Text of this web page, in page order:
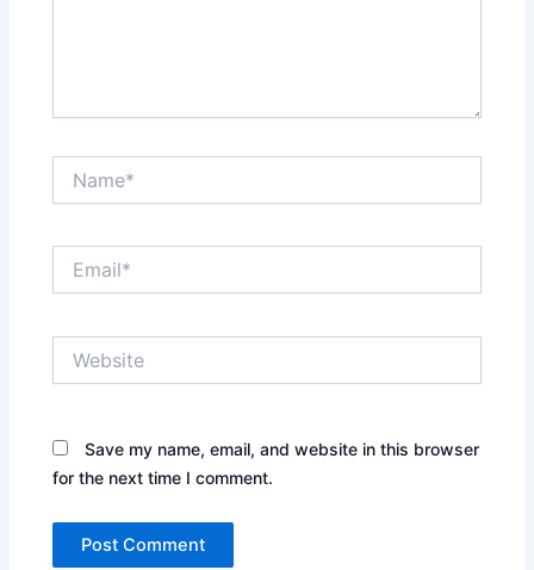
Save my name, email, and website in this browser
for the next time I comment.